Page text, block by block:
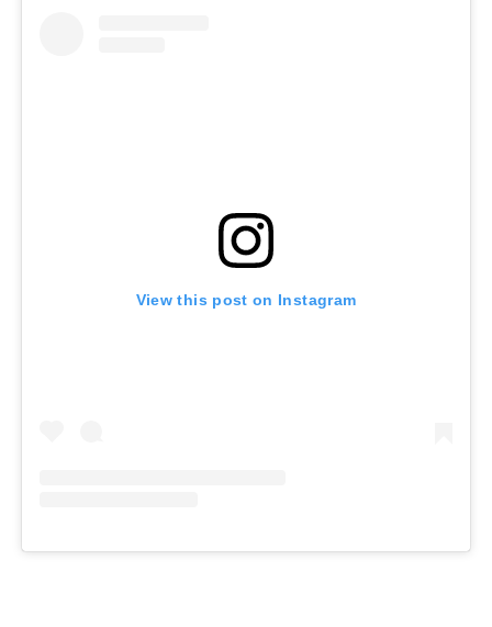
View this post on Instagram